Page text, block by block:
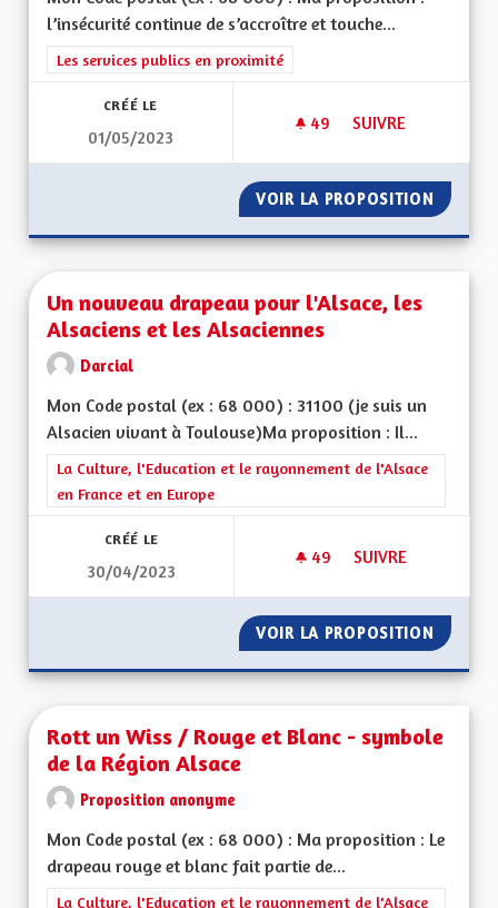
l’insécurité continue de s’accroître et touche...
Filtrer les résultats de la catégorie : Les services publics en
Les services publics en proximité
CRÉÉ LE
01/05/2023
49 49 ABONNÉS
SUIVRE
VOIR LA PROPOSITION
Un nouveau drapeau pour l'Alsace, les
Alsaciens et les Alsaciennes
Darcial
Mon Code postal (ex : 68 000) : 31100 (je suis un
Alsacien vivant à Toulouse)Ma proposition : Il...
Filtrer les résultats de la catégorie : La Culture, l'Education et
La Culture, l'Education et le rayonnement de l'Alsace
en France et en Europe
CRÉÉ LE
30/04/2023
49 49 ABONNÉS
SUIVRE
VOIR LA PROPOSITION UN
Rott un Wiss / Rouge et Blanc - symbole
de la Région Alsace
Proposition anonyme
Mon Code postal (ex : 68 000) : Ma proposition : Le
drapeau rouge et blanc fait partie de...
Filtrer les résultats de la catégorie : La Culture, l'Education et
La Culture, l'Education et le rayonnement de l'Alsace